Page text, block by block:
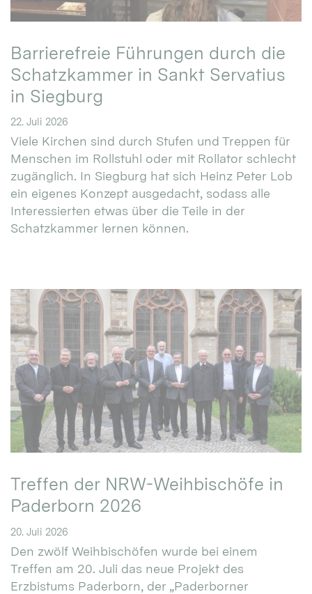
Barrierefreie Führungen durch die
Schatzkammer in Sankt Servatius
in Siegburg
22. Juli 2026
Viele Kirchen sind durch Stufen und Treppen für
Menschen im Rollstuhl oder mit Rollator schlecht
zugänglich. In Siegburg hat sich Heinz Peter Lob
ein eigenes Konzept ausgedacht, sodass alle
Interessierten etwas über die Teile in der
Schatzkammer lernen können.
Treffen der NRW-Weihbischöfe in
Paderborn 2026
20. Juli 2026
Den zwölf Weihbischöfen wurde bei einem
Treffen am 20. Juli das neue Projekt des
Erzbistums Paderborn, der „Paderborner